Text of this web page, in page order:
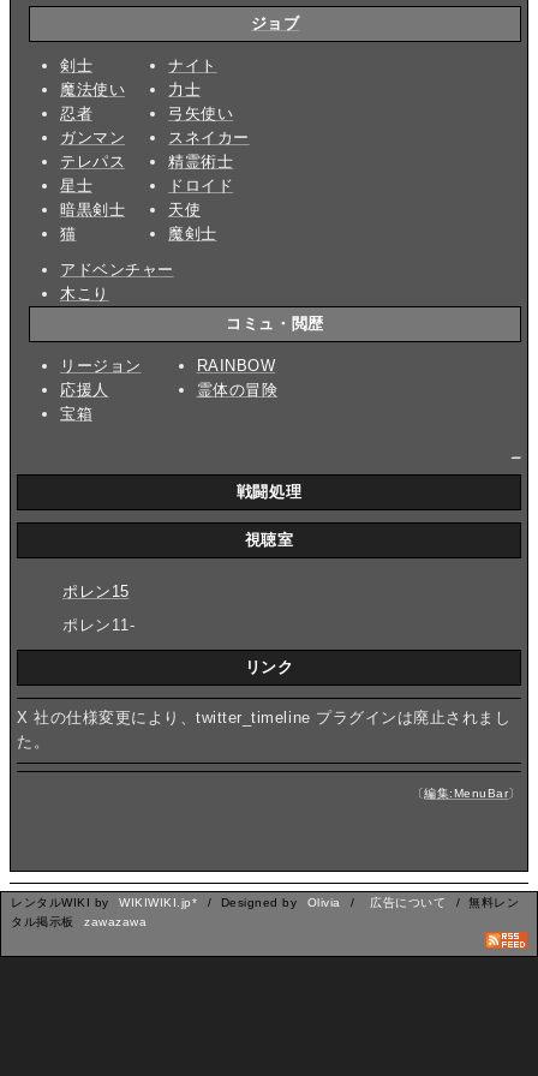
ジョブ
剣士
魔法使い
忍者
ガンマン
テレパス
星士
暗黒剣士
猫
ナイト
力士
弓矢使い
スネイカー
精霊術士
ドロイド
天使
魔剣士
アドベンチャー
木こり
コミュ・閲歴
リージョン
応援人
宝箱
RAINBOW
霊体の冒険
戦闘処理
視聴室
ポレン15
ポレン11-
リンク
X 社の仕様変更により、twitter_timeline プラグインは廃止されまし
た。
〔編集:MenuBar〕
レンタルWIKI by WIKIWIKI.jp* / Designed by Olivia / 広告について
/ 無料レン
タル掲示板
zawazawa